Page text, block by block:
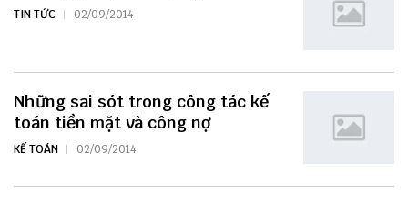
TIN TỨC 02/09/2014
Những sai sót trong công tác kế
toán tiền mặt và công nợ
KẾ TOÁN 02/09/2014